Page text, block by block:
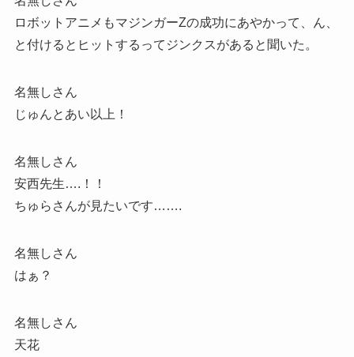
ロボットアニメもマジンガーZの成功にあやかって、ん、
と付けるとヒットするってジンクスがあると聞いた。
名無しさん
じゅんとあい以上！
名無しさん
安西先生….！！
ちゅらさんが見たいです…….
名無しさん
はぁ？
名無しさん
天花